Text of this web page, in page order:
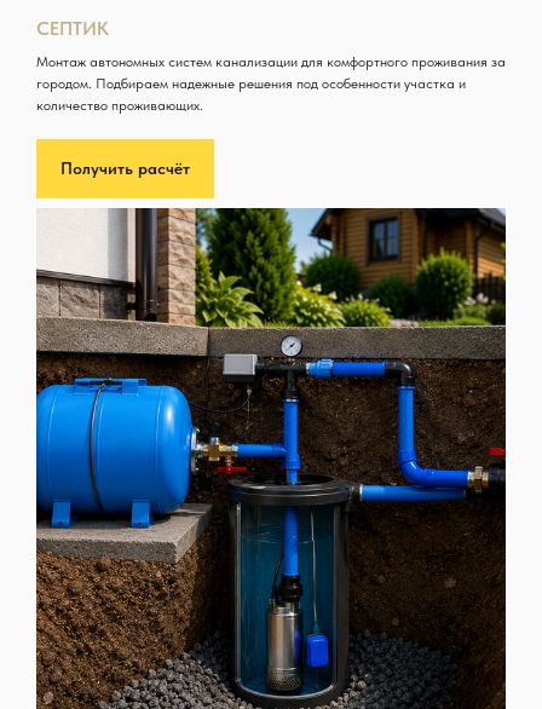
СЕПТИК
Монтаж автономных систем канализации для комфортного проживания за
городом. Подбираем надежные решения под особенности участка и
количество проживающих.
Получить расчёт